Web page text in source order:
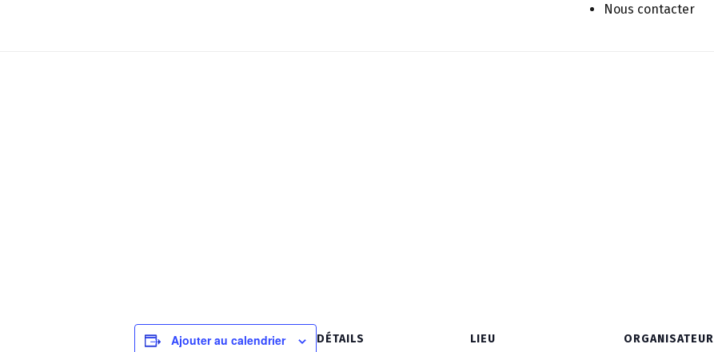
Nous contacter
Call for abstract will be open from from September 2024 to January 2025.
Ajouter au calendrier DÉTAILS LIEU ORGANISATEUR